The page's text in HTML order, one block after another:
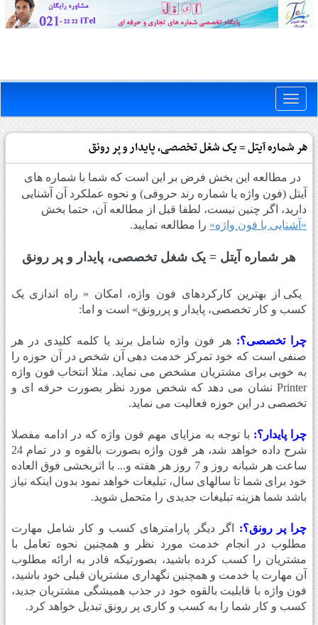
Toggle
هر شماره آیتل = یک شغل تخصصی، پایدار و پر رونق
در مطالعه این بخش فرض بر این است که شما با شماره های
آیتل (فون واژه یا شماره رند حروفی) و نحوه عملکرد آن آشنایی
دارید، اگر چنین نیست، لطفا قبل از مطالعه آن، حتما بخش
«آشنایی با فون واژه» را مطالعه نمایید.
هر شماره آیتل = یک شغل تخصصی، پایدار و پر رونق
یکی از بهترین کارکردهای فون واژه، امکان « راه اندازی یک
کسب و کار تخصصی، پایدار و پررونق» است و اما:
چرا تخصصی؟: هر فون واژه شامل برند یا کلمه کلیدی در هر
صنفی است که خود تمرکز خدمت دهی آن شخص در آن حوزه را
به خوبی برای مشتریان مشخص می نماید. مثلا انتخاب فون واژه
Printer نشان می دهد که شخص مورد نظر بصورت حرفه ای و
تخصصی در این حوزه فعالیت می نماید.
چرا پایدار؟: با توجه به مزایای مهم فون واژه که در ادامه مفصلا
شرح داده خواهد شد، هر فون واژه بصورت بالقوه و در تمام 24
ساعت هر شبانه روز و 7 روز هر هفته و... با اثربخشی فوق العاده
خود برای شما تا سالهای سال، تبلیغات خواهد نمود بدون اینکه نیاز
باشد شما هزینه تبلیغات جدیدی را متحمل شوید.
چرا پر رونق؟: اگر دیگر پارامترهای کسب و کار شامل مهارت
مطلوب در انجام خدمت مورد نظر و همچنین نحوه تعامل با
مشتریان را کسب کرده باشید، بصورتیکه قادر به ارائه مطلوب
آن مهارت یا خدمت و همچنین نگهداری مشتریان قبلی خود باشید،
فون واژه با قابلیت بالقوه خود در جذب همیشگی مشتریان جدید،
کسب و کار شما را به کسب و کاری پر رونق تبدیل خواهد کرد.